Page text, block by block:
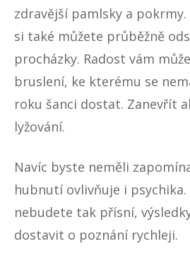
zdravější pamlsky a
si také můžete průběžně
procházky. Radost vám
bruslení, ke kterému se
roku šanci dostat. Zanevřít
lyžování.
Navíc byste neměli
hubnutí ovlivňuje i psychika.
nebudete tak přísní,
dostavit o poznání rychleji.